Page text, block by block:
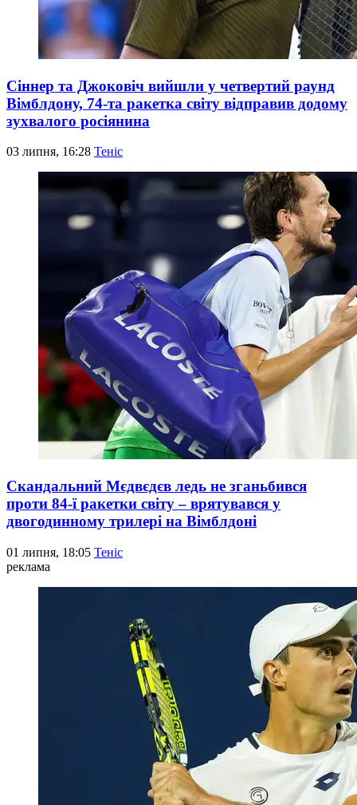
Сіннер та Джоковіч вийшли у четвертий раунд
Вімблдону, 74-та ракетка світу відправив додому
зухвалого росіянина
03 липня, 16:28 Теніс
Скандальний Мєдвєдєв ледь не зганьбився
проти 84-ї ракетки світу – врятувався у
двогодинному трилері на Вімблдоні
01 липня, 18:05 Теніс
реклама